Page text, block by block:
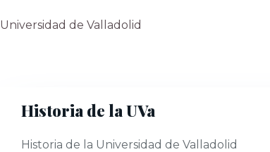
Universidad de Valladolid
Historia de la UVa
Historia de la Universidad de Valladolid